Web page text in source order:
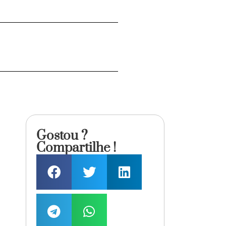
Gostou ?
Compartilhe !